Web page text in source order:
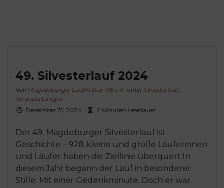
49. Silvesterlauf 2024
Von Magedeburger LaufKultur 08 e.V. unter Silvesterlauf
Veranstaltungen
Dezember 31, 2024
2 Minuten Lesedauer
Der 49. Magdeburger Silvesterlauf ist
Geschichte – 928 kleine und große Läuferinnen
und Läufer haben die Ziellinie überquert.In
diesem Jahr begann der Lauf in besonderer
Stille: Mit einer Gedenkminute. Doch er war